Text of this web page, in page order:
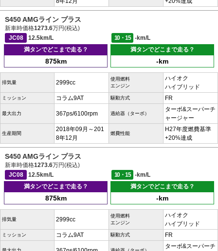
S450 AMGライン プラス
新車時価格1273.6万円(税込)
JC08
12.5km/L 10・15
-km/L
満タンでどこまで走る？
875km
満タンでどこまで走る？
-km
排気量 2999cc
使用燃料
エンジン
ハイオク
ハイブリッド
ミッション コラム9AT 駆動方式 FR
最大出力 367ps/6100rpm 過給器（ターボ）
ターボ&スーパーチ
ャージャー
生産期間
2018年09月～201
8年12月
燃費性能
H27年度燃費基準
+20%達成
S450 AMGライン プラス
新車時価格1273.6万円(税込)
JC08
12.5km/L 10・15
-km/L
満タンでどこまで走る？
875km
満タンでどこまで走る？
-km
排気量 2999cc
使用燃料
エンジン
ハイオク
ハイブリッド
ミッション コラム9AT 駆動方式 FR
ターボ&スーパーチ